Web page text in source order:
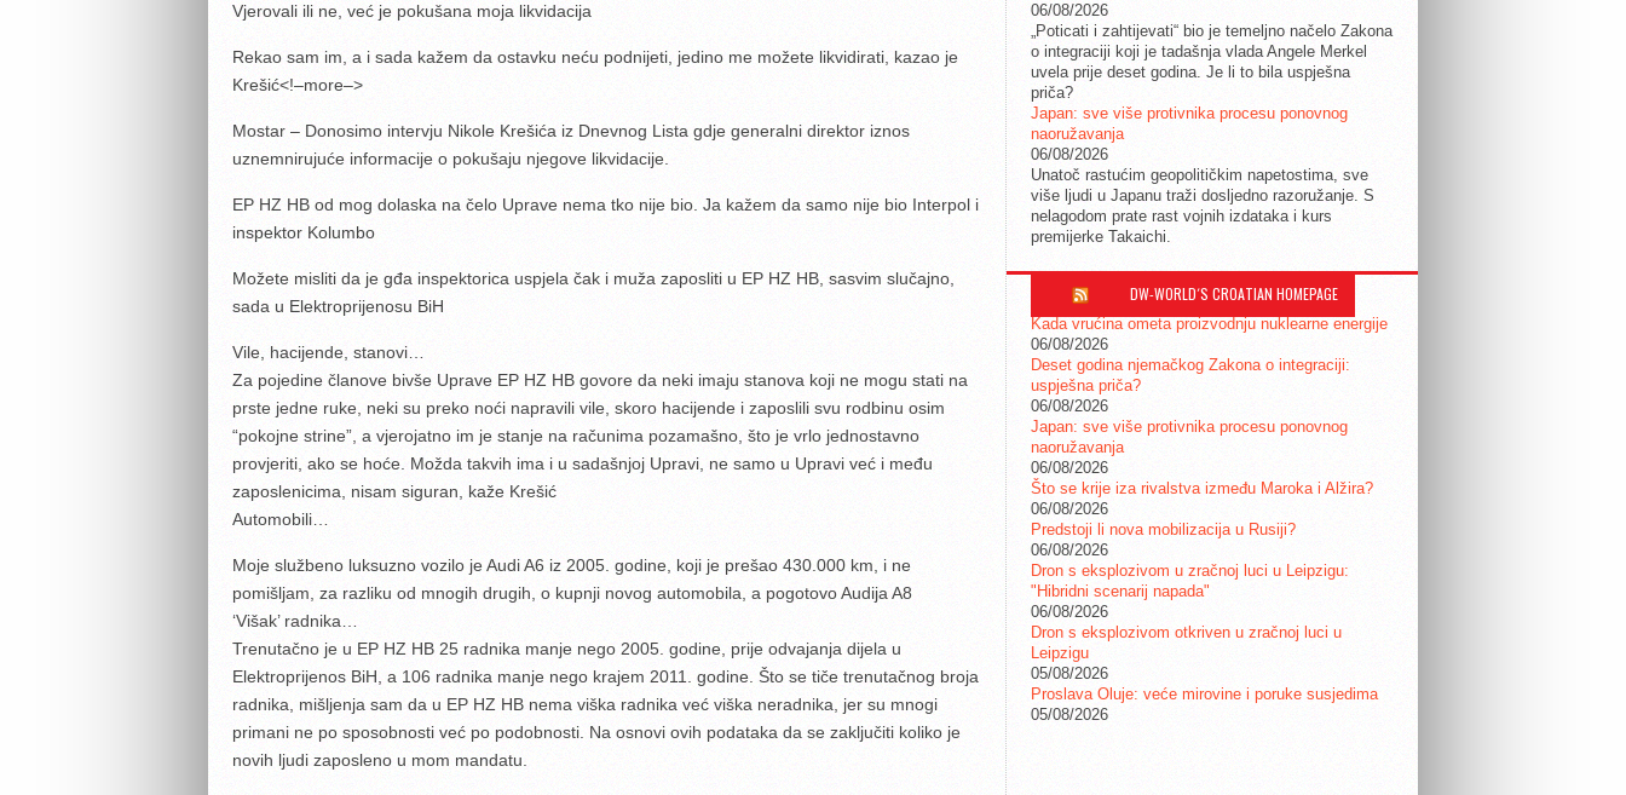
Vjerovali ili ne, već je pokušana moja likvidacija
Rekao sam im, a i sada kažem da ostavku neću podnijeti, jedino me možete likvidirati, kazao je
Krešić<!–more–>
Mostar – Donosimo intervju Nikole Krešića iz Dnevnog Lista gdje generalni direktor iznos
uznemnirujuće informacije o pokušaju njegove likvidacije.
EP HZ HB od mog dolaska na čelo Uprave nema tko nije bio. Ja kažem da samo nije bio Interpol i
inspektor Kolumbo
Možete misliti da je gđa inspektorica uspjela čak i muža zaposliti u EP HZ HB, sasvim slučajno,
sada u Elektroprijenosu BiH
Vile, hacijende, stanovi…
Za pojedine članove bivše Uprave EP HZ HB govore da neki imaju stanova koji ne mogu stati na
prste jedne ruke, neki su preko noći napravili vile, skoro hacijende i zaposlili svu rodbinu osim
“pokojne strine”, a vjerojatno im je stanje na računima pozamašno, što je vrlo jednostavno
provjeriti, ako se hoće. Možda takvih ima i u sadašnjoj Upravi, ne samo u Upravi već i među
zaposlenicima, nisam siguran, kaže Krešić
Automobili…
Moje službeno luksuzno vozilo je Audi A6 iz 2005. godine, koji je prešao 430.000 km, i ne
pomišljam, za razliku od mnogih drugih, o kupnji novog automobila, a pogotovo Audija A8
‘Višak’ radnika…
Trenutačno je u EP HZ HB 25 radnika manje nego 2005. godine, prije odvajanja dijela u
Elektroprijenos BiH, a 106 radnika manje nego krajem 2011. godine. Što se tiče trenutačnog broja
radnika, mišljenja sam da u EP HZ HB nema viška radnika već viška neradnika, jer su mnogi
primani ne po sposobnosti već po podobnosti. Na osnovi ovih podataka da se zaključiti koliko je
novih ljudi zaposleno u mom mandatu.
06/08/2026
„Poticati i zahtijevati“ bio je temeljno načelo Zakona
o integraciji koji je tadašnja vlada Angele Merkel
uvela prije deset godina. Je li to bila uspješna
priča?
Japan: sve više protivnika procesu ponovnog
naoružavanja
06/08/2026
Unatoč rastućim geopolitičkim napetostima, sve
više ljudi u Japanu traži dosljedno razoružanje. S
nelagodom prate rast vojnih izdataka i kurs
premijerke Takaichi.
DW-WORLD´S CROATIAN HOMEPAGE
Kada vrućina ometa proizvodnju nuklearne energije
06/08/2026
Deset godina njemačkog Zakona o integraciji:
uspješna priča?
06/08/2026
Japan: sve više protivnika procesu ponovnog
naoružavanja
06/08/2026
Što se krije iza rivalstva između Maroka i Alžira?
06/08/2026
Predstoji li nova mobilizacija u Rusiji?
06/08/2026
Dron s eksplozivom u zračnoj luci u Leipzigu:
"Hibridni scenarij napada"
06/08/2026
Dron s eksplozivom otkriven u zračnoj luci u
Leipzigu
05/08/2026
Proslava Oluje: veće mirovine i poruke susjedima
05/08/2026